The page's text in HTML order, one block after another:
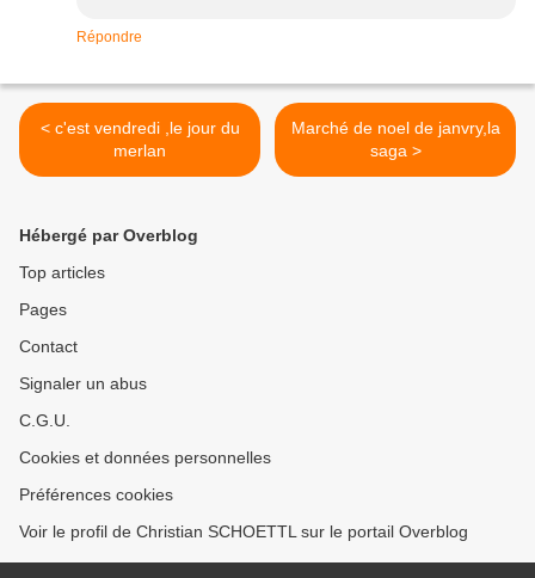
Répondre
< c'est vendredi ,le jour du
merlan
Marché de noel de janvry,la
saga >
Hébergé par Overblog
Top articles
Pages
Contact
Signaler un abus
C.G.U.
Cookies et données personnelles
Préférences cookies
Voir le profil de Christian SCHOETTL sur le portail Overblog